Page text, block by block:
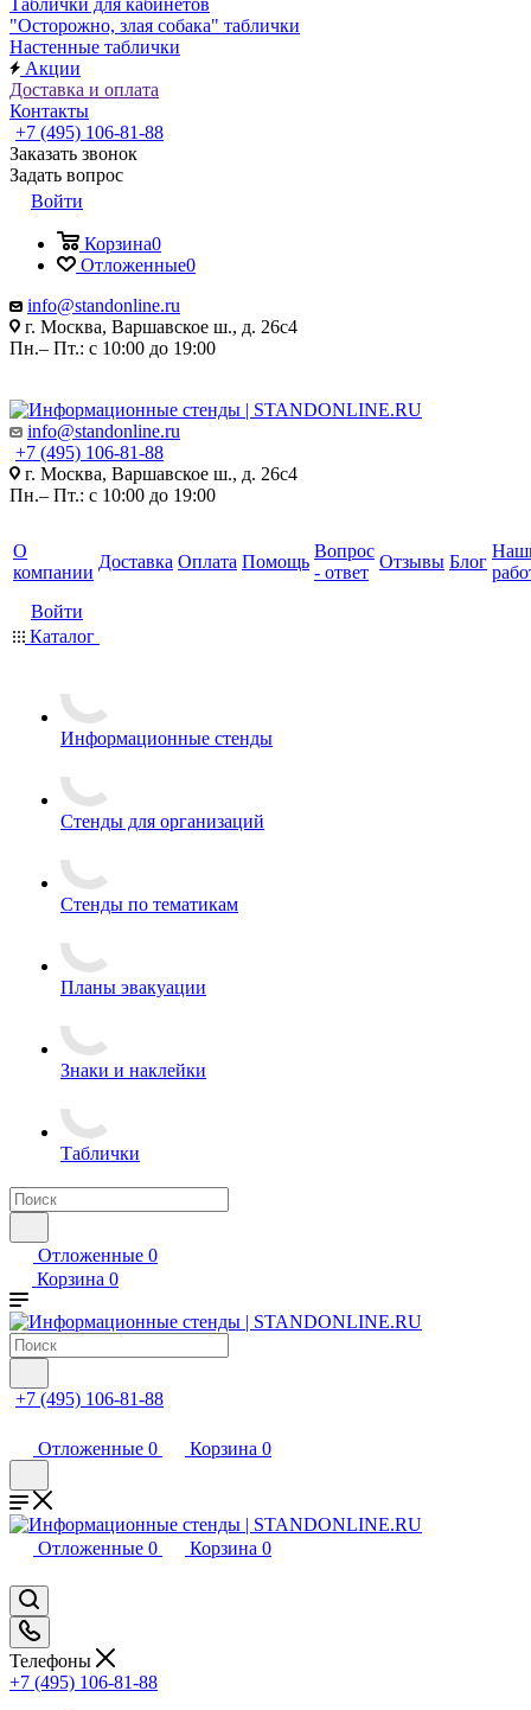
Таблички для кабинетов
"Осторожно, злая собака" таблички
Настенные таблички
Акции
Доставка и оплата
Контакты
+7 (495) 106-81-88
Заказать звонок
Задать вопрос
Войти
Корзина0
Отложенные0
info@standonline.ru
г. Москва, Варшавское ш., д. 26с4
Пн.– Пт.: с 10:00 до 19:00
info@standonline.ru
+7 (495) 106-81-88
г. Москва, Варшавское ш., д. 26с4
Пн.– Пт.: с 10:00 до 19:00
О
компании
Доставка Оплата Помощь
Вопрос
- ответ
Отзывы Блог
Войти
Каталог
Информационные стенды
Стенды для организаций
Стенды по тематикам
Планы эвакуации
Знаки и наклейки
Таблички
Отложенные 0
Корзина 0
+7 (495) 106-81-88
Отложенные 0 Корзина 0
Отложенные 0 Корзина 0
Телефоны
+7 (495) 106-81-88